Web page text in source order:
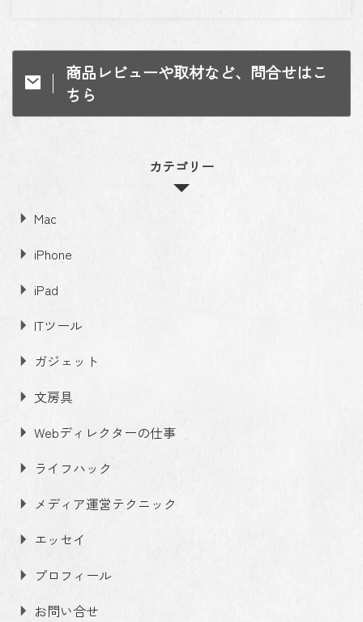
商品レビューや取材など、問合せはこ
ちら
カテゴリー
Mac
iPhone
iPad
ITツール
ガジェット
文房具
Webディレクターの仕事
ライフハック
メディア運営テクニック
エッセイ
プロフィール
お問い合せ